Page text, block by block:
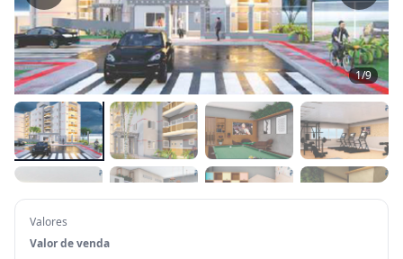
1/9
Valores
Valor de venda